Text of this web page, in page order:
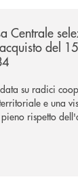
Centrale
del
su radici
e una
rispetto
per la